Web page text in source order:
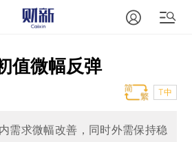
值微幅反弹
T中
需求微幅改善，同时外需保持稳